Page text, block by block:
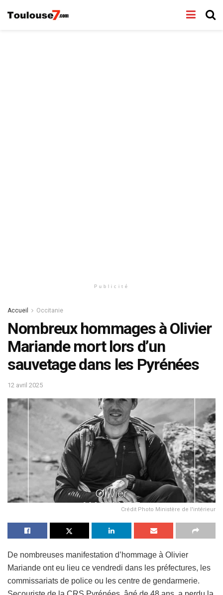
Publicité
Accueil Occitanie
Nombreux hommages à Olivier
Mariande mort lors d’un
sauvetage dans les Pyrénées
12 avril 2025
Crédit Photo Ministère de l'intérieur
De nombreuses manifestation d’hommage à Olivier
Mariande ont eu lieu ce vendredi dans les préfectures, les
commissariats de police ou les centre de gendarmerie.